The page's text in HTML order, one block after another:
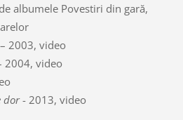
albumele Povestiri din gară,
2003, video
2004, video
dor- 2013, video